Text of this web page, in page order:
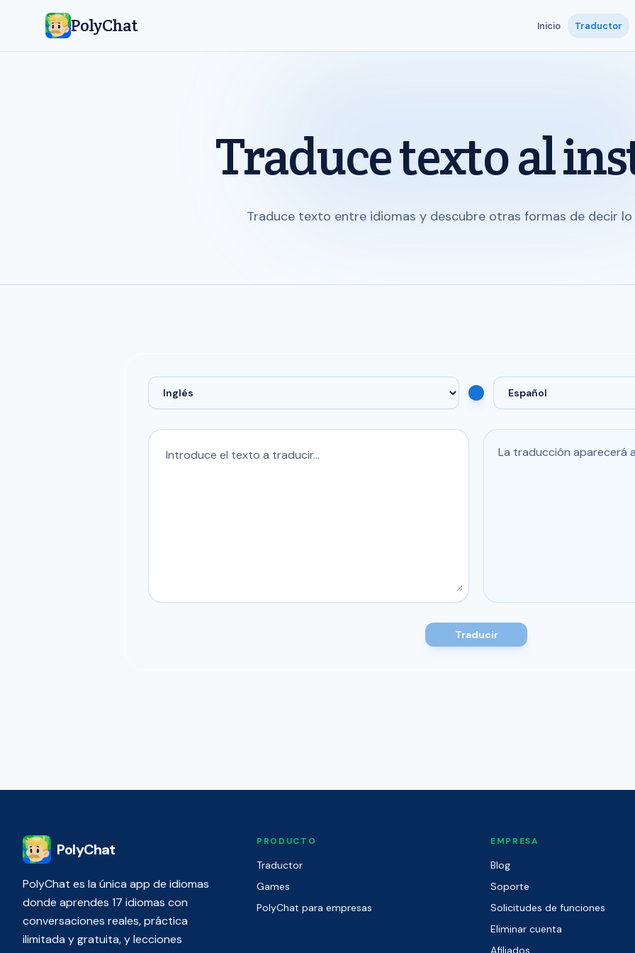
PolyChat Inicio Traductor
Traduce texto al
Traduce texto entre idiomas y descubre otras formas de decir lo
La traducción aparecerá
Traducir
PolyChat
PolyChat es la única app de idiomas
donde aprendes 17 idiomas con
conversaciones reales, práctica
ilimitada y gratuita, y lecciones
PRODUCTO
Traductor
Games
PolyChat para empresas
EMPRESA
Blog
Soporte
Solicitudes de funciones
Eliminar cuenta
Afiliados